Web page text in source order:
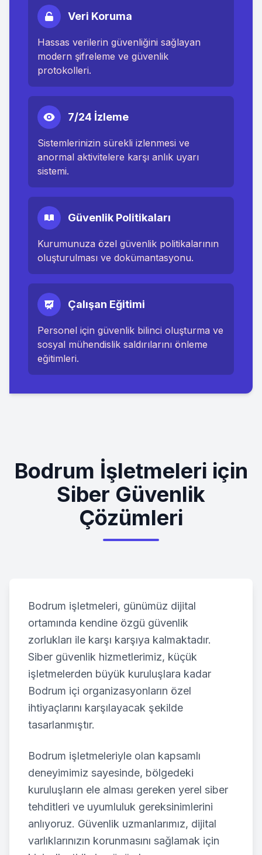
Veri Koruma
Hassas verilerin güvenliğini sağlayan
modern şifreleme ve güvenlik
protokolleri.
7/24 İzleme
Sistemlerinizin sürekli izlenmesi ve
anormal aktivitelere karşı anlık uyarı
sistemi.
Güvenlik Politikaları
Kurumunuza özel güvenlik politikalarının
oluşturulması ve dokümantasyonu.
Çalışan Eğitimi
Personel için güvenlik bilinci oluşturma ve
sosyal mühendislik saldırılarını önleme
eğitimleri.
Bodrum İşletmeleri için
Siber Güvenlik
Çözümleri
Bodrum işletmeleri, günümüz dijital
ortamında kendine özgü güvenlik
zorlukları ile karşı karşıya kalmaktadır.
Siber güvenlik hizmetlerimiz, küçük
işletmelerden büyük kuruluşlara kadar
Bodrum içi organizasyonların özel
ihtiyaçlarını karşılayacak şekilde
tasarlanmıştır.
Bodrum işletmeleriyle olan kapsamlı
deneyimimiz sayesinde, bölgedeki
kuruluşların ele alması gereken yerel siber
tehditleri ve uyumluluk gereksinimlerini
anlıyoruz. Güvenlik uzmanlarımız, dijital
varlıklarınızın korunmasını sağlamak için